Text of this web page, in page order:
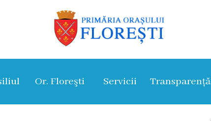
Or. Floreşti Servicii Transparență